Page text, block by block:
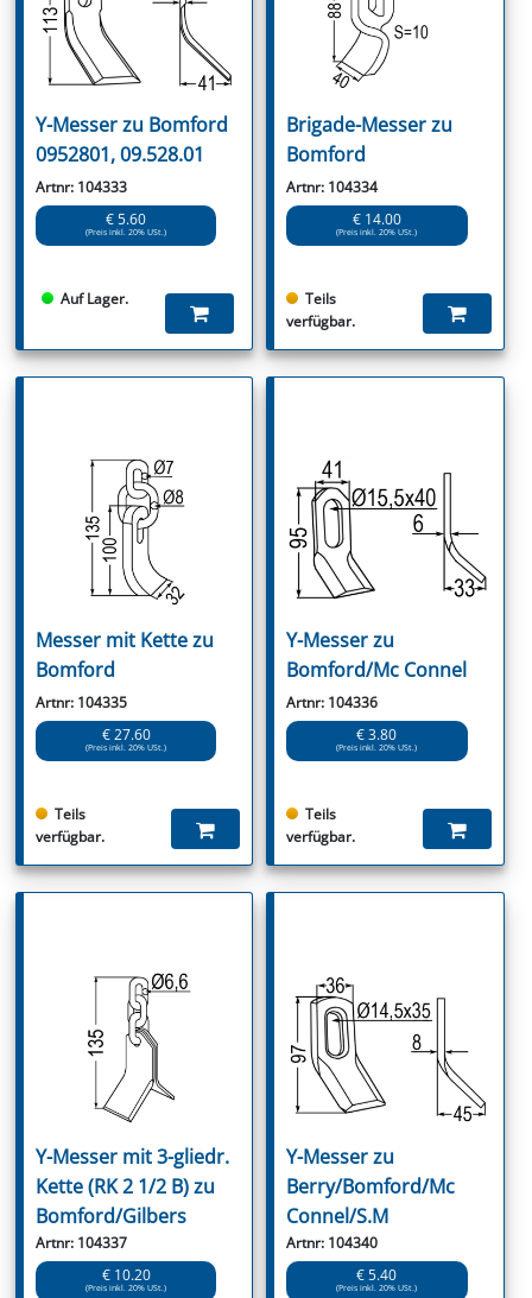
Y-Messer zu Bomford
0952801, 09.528.01
Artnr: 104333
€ 5.60
(Preis inkl. 20% USt.)
Auf Lager.
Brigade-Messer zu
Bomford
Artnr: 104334
€ 14.00
(Preis inkl. 20% USt.)
Teils
verfügbar.
Messer mit Kette zu
Bomford
Artnr: 104335
€ 27.60
(Preis inkl. 20% USt.)
Teils
verfügbar.
Y-Messer zu
Bomford/Mc Connel
Artnr: 104336
€ 3.80
(Preis inkl. 20% USt.)
Teils
verfügbar.
Y-Messer mit 3-gliedr.
Kette (RK 2 1/2 B) zu
Bomford/Gilbers
Artnr: 104337
€ 10.20
(Preis inkl. 20% USt.)
Y-Messer zu
Berry/Bomford/Mc
Connel/S.M
Artnr: 104340
€ 5.40
(Preis inkl. 20% USt.)